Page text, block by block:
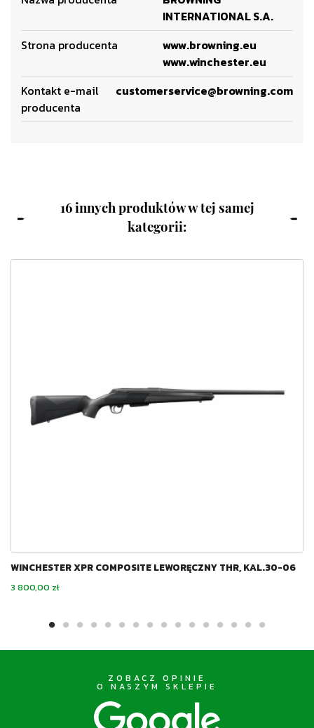
INTERNATIONAL S.A.
Strona producenta
www.browning.eu
www.winchester.eu
Kontakt e-mail
producenta
customerservice@browning.com
16 innych produktów w tej samej
kategorii:
WINCHESTER XPR COMPOSITE LEWORĘCZNY THR, KAL.30-06
Cena
3 800,00 zł
ZOBACZ OPINIE
O NASZYM SKLEPIE